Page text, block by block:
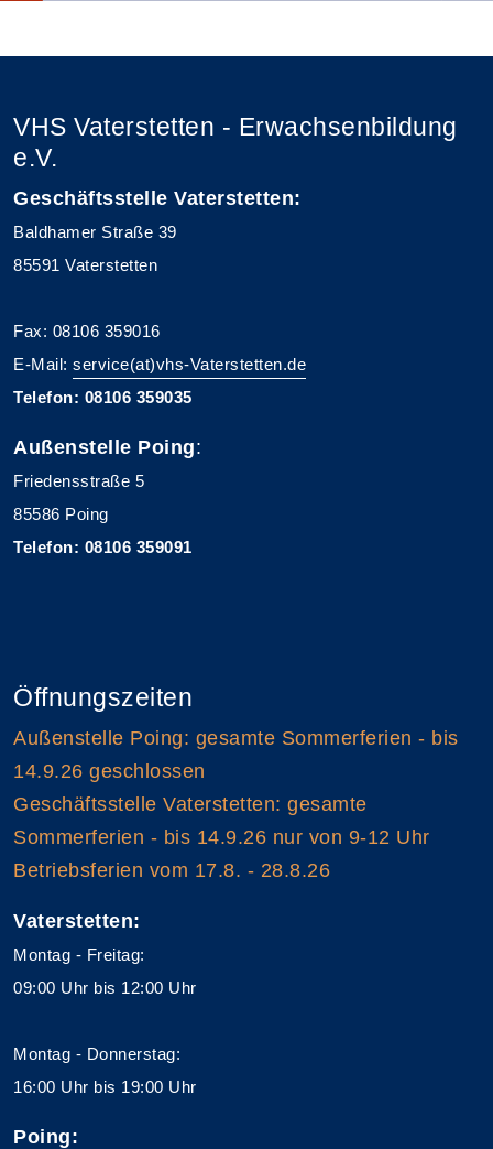
VHS Vaterstetten - Erwachsenbildung
e.V.
Geschäftsstelle Vaterstetten:
Baldhamer Straße 39
85591 Vaterstetten
Fax: 08106 359016
E-Mail: service(at)vhs-Vaterstetten.de
Telefon: 08106 359035
Außenstelle Poing:
Friedensstraße 5
85586 Poing
Telefon: 08106 359091
Öffnungszeiten
Außenstelle Poing: gesamte Sommerferien - bis
14.9.26 geschlossen
Geschäftsstelle Vaterstetten: gesamte
Sommerferien - bis 14.9.26 nur von 9-12 Uhr
Betriebsferien vom 17.8. - 28.8.26
Vaterstetten:
Montag - Freitag:
09:00 Uhr bis 12:00 Uhr
Montag - Donnerstag:
16:00 Uhr bis 19:00 Uhr
Poing: